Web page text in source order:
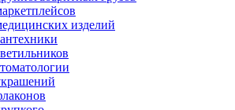
изделий